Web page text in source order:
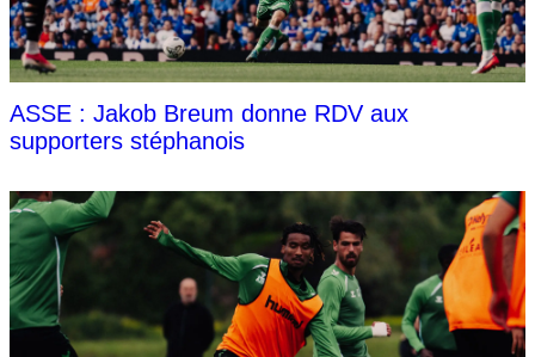
ASSE : Jakob Breum donne RDV aux
supporters stéphanois